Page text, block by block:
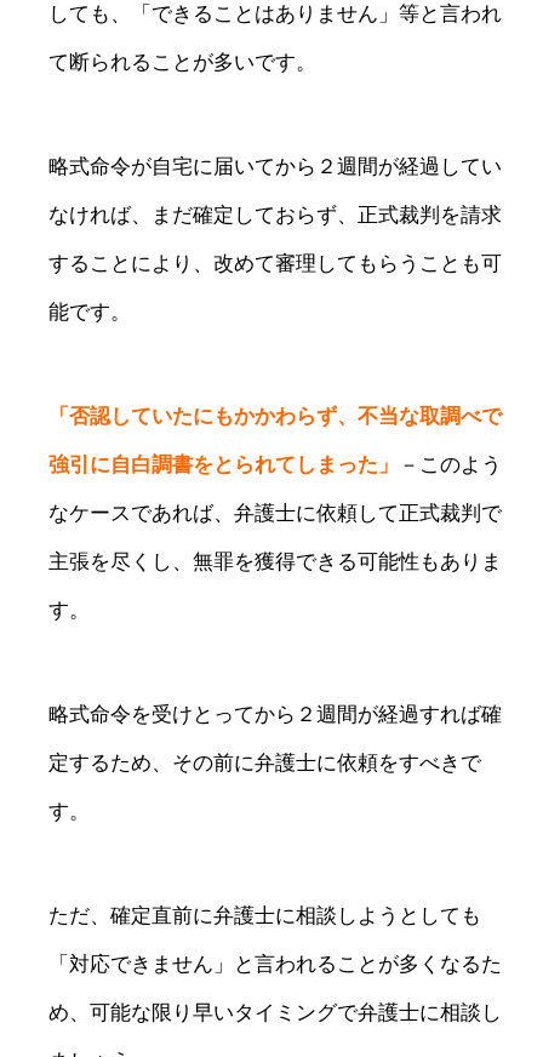
しても、「できることはありません」等と言われ
て断られることが多いです。
略式命令が自宅に届いてから２週間が経過してい
なければ、まだ確定しておらず、正式裁判を請求
することにより、改めて審理してもらうことも可
能です。
「否認していたにもかかわらず、不当な取調べで
強引に自白調書をとられてしまった」 －このよう
なケースであれば、弁護士に依頼して正式裁判で
主張を尽くし、無罪を獲得できる可能性もありま
す。
略式命令を受けとってから２週間が経過すれば確
定するため、その前に弁護士に依頼をすべきで
す。
ただ、確定直前に弁護士に相談しようとしても
「対応できません」と言われることが多くなるた
め、可能な限り早いタイミングで弁護士に相談し